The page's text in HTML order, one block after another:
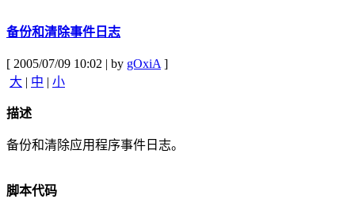
备份和清除事件日志
[ 2005/07/09 10:02 | by gOxiA]
大 | 中 | 小
描述
备份和清除应用程序事件日志。
脚本代码